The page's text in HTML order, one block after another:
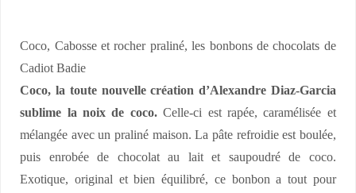
Coco, Cabosse et rocher praliné, les bonbons de chocolats de
Cadiot Badie
Coco, la toute nouvelle création d’Alexandre Diaz-Garcia
sublime la noix de coco.Celle-ci est rapée, caramélisée et
mélangée avec un praliné maison. La pâte refroidie est boulée,
puis enrobée de chocolat au lait et saupoudré de coco.
Exotique, original et bien équilibré, ce bonbon a tout pour